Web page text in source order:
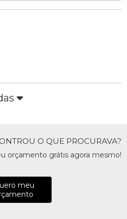
O QUE PROCURAVA?
orçamento grátis agora mesmo!
meu